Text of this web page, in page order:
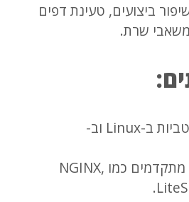
ביצועים, טעינת דפים
שרת.
הגדרות שרת מיטביות ב-Linux וב-
תמיכה בשרתים מתקדמים כמו NGINX,